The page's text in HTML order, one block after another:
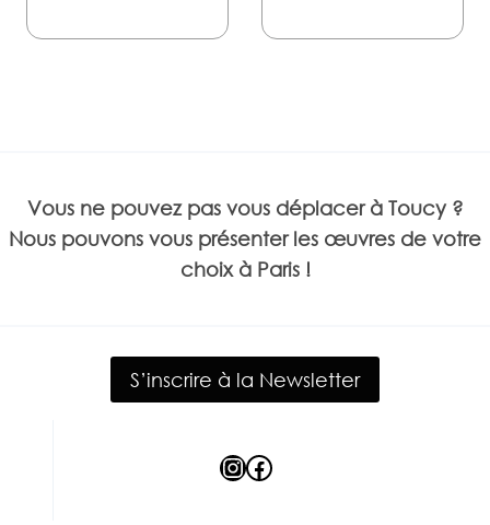
Vous ne pouvez pas vous déplacer à Toucy ?
Nous pouvons vous présenter les œuvres de votre
choix à Paris !
S’inscrire à la Newsletter
Instagram
Facebook